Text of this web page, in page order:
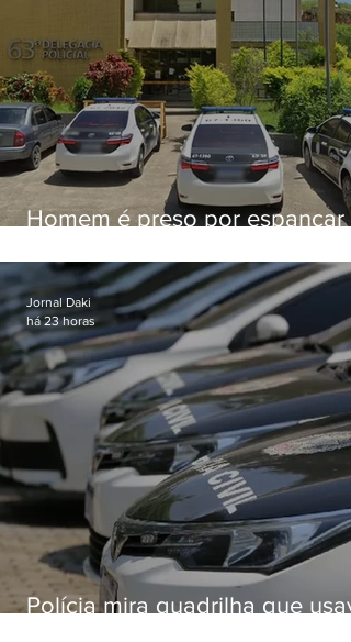
Homem é preso por espancar
tentar abusar sexualmente da
enteada em Japeri
Polícia mira quadrilha que
Jornal Daki
há 23 horas